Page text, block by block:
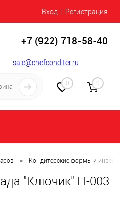
Вход Регистрация
+7 (922) 718-58-40
sale@chefconditer.ru
0 0
• Кондитерские формы и
"Ключик" П-003